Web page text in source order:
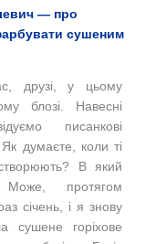
— про
сушеним
друзі, у цьому
блозі. Навесні
писанкові
Як думаєте, коли ті
В який
Може, протягом
січень, і я знову
сушене горіхове